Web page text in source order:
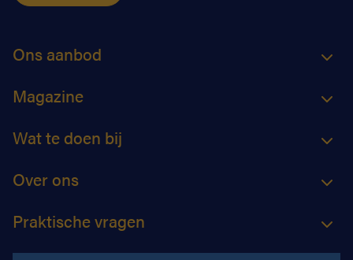
Ons aanbod
Magazine
Wat te doen bij
Over ons
Praktische vragen